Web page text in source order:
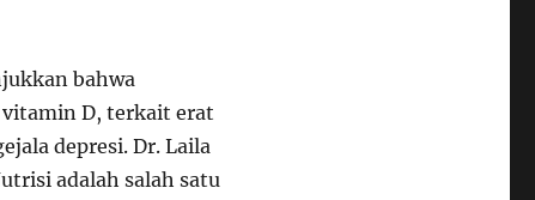
bahwa
D, terkait erat
depresi. Dr. Laila
adalah salah satu